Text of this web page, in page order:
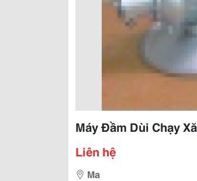
Máy Đầm Dùi Chạy
Liên hệ
Ma